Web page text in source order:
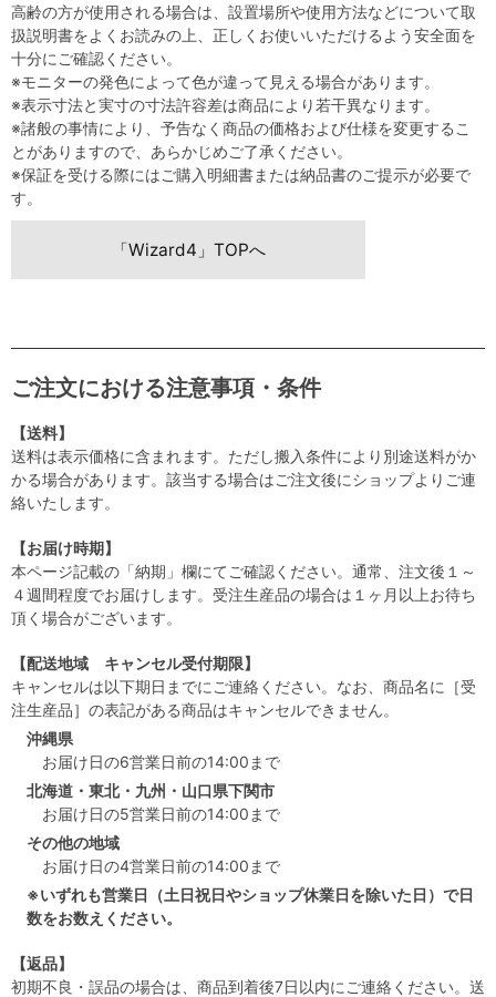
高齢の方が使用される場合は、設置場所や使用方法などについて取
扱説明書をよくお読みの上、正しくお使いいただけるよう安全面を
十分にご確認ください。
※モニターの発色によって色が違って見える場合があります。
※表示寸法と実寸の寸法許容差は商品により若干異なります。
※諸般の事情により、予告なく商品の価格および仕様を変更するこ
とがありますので、あらかじめご了承ください。
※保証を受ける際にはご購入明細書または納品書のご提示が必要で
す。
「Wizard4」TOPへ
ご注文における注意事項・条件
【送料】
送料は表示価格に含まれます。ただし搬入条件により別途送料がか
かる場合があります。該当する場合はご注文後にショップよりご連
絡いたします。
【お届け時期】
本ページ記載の「納期」欄にてご確認ください。通常、注文後１～
４週間程度でお届けします。受注生産品の場合は１ヶ月以上お待ち
頂く場合がございます。
【配送地域 キャンセル受付期限】
キャンセルは以下期日までにご連絡ください。なお、商品名に［受
注生産品］の表記がある商品はキャンセルできません。
沖縄県
お届け日の6営業日前の14:00まで
北海道・東北・九州・山口県下関市
お届け日の5営業日前の14:00まで
その他の地域
お届け日の4営業日前の14:00まで
※いずれも営業日（土日祝日やショップ休業日を除いた日）で日
数をお数えください。
【返品】
初期不良・誤品の場合は、商品到着後7日以内にご連絡ください。送